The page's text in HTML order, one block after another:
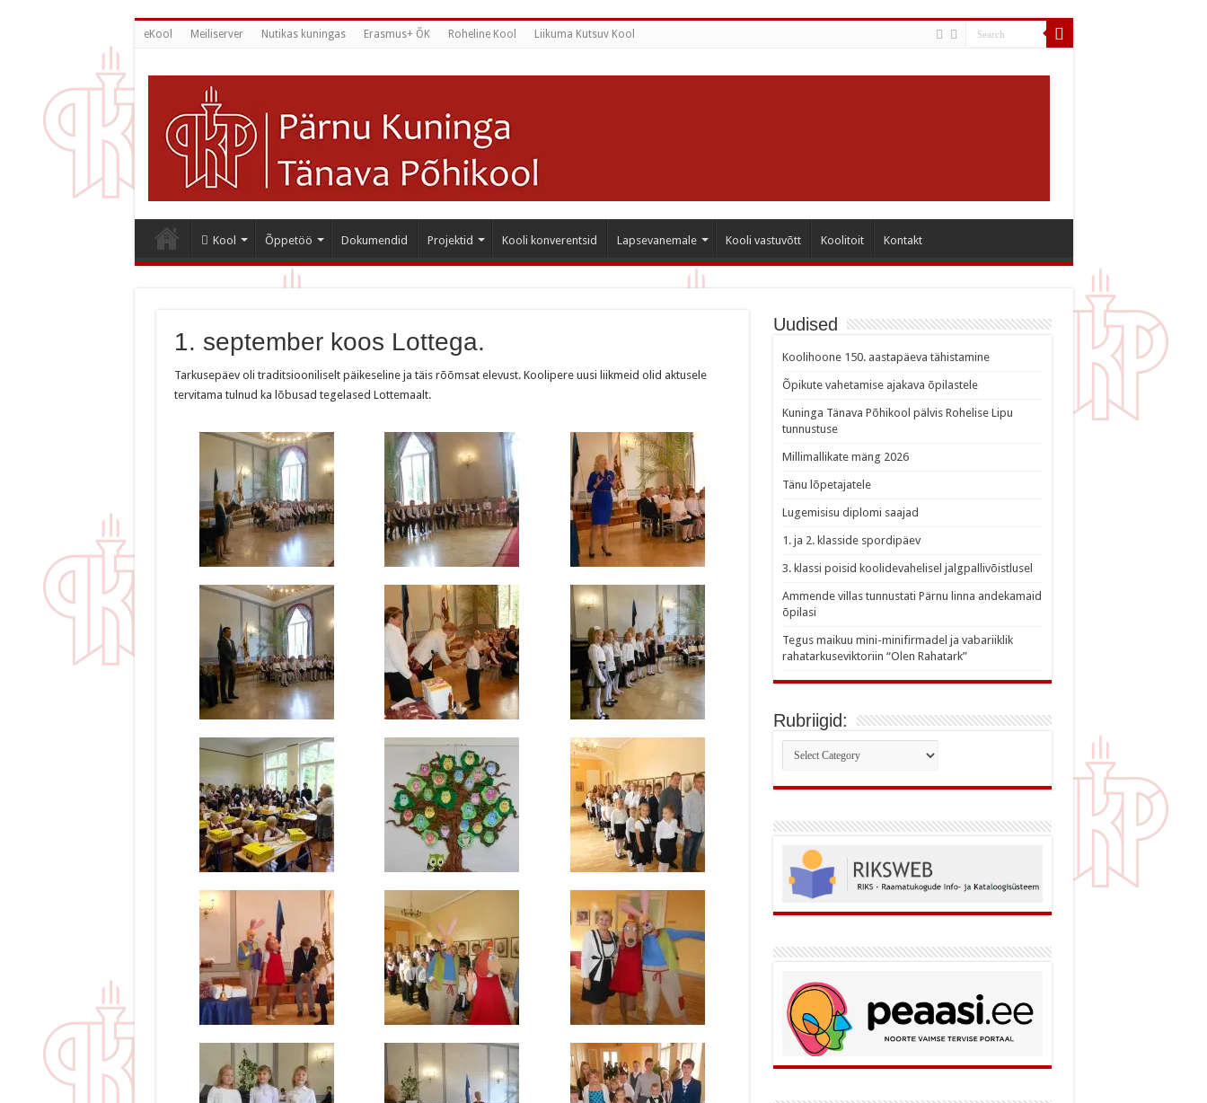
eKool Meiliserver Nutikas kuningas Erasmus+ ÕK Roheline Kool Liikuma Kutsuv Kool
Kool Õppetöö Dokumendid Projektid Kooli konverentsid Lapsevanemale Kooli vastuvõtt Koolitoit Kontakt
1. september koos Lottega.
Tarkusepäev oli traditsiooniliselt päikeseline ja täis rõõmsat elevust. Koolipere uusi liikmeid olid aktusele
tervitama tulnud ka lõbusad tegelased Lottemaalt.
Uudised
Koolihoone 150. aastapäeva tähistamine
Õpikute vahetamise ajakava õpilastele
Kuninga Tänava Põhikool pälvis Rohelise Lipu
tunnustuse
Millimallikate mäng 2026
Tänu lõpetajatele
Lugemisisu diplomi saajad
1. ja 2. klasside spordipäev
3. klassi poisid koolidevahelisel jalgpallivõistlusel
Ammende villas tunnustati Pärnu linna andekamaid
õpilasi
Tegus maikuu mini-minifirmadel ja vabariiklik
rahatarkuseviktoriin “Olen Rahatark”
Rubriigid:
Rubriigid: